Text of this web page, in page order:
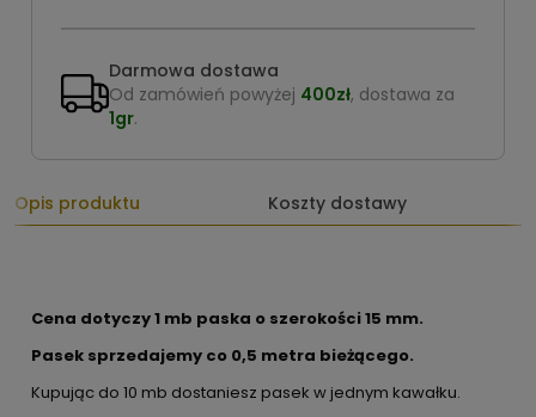
Darmowa dostawa
Od zamówień powyżej 400zł, dostawa za
1gr.
Opis produktu Koszty dostawy
Cena dotyczy 1 mb paska o szerokości 15 mm.
Pasek sprzedajemy co 0,5 metra bieżącego.
Kupując do 10 mb dostaniesz pasek w jednym kawałku.